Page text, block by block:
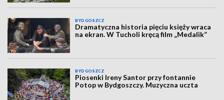
BYDGOSZCZ
Dramatyczna historia pięciu księży wraca
na ekran. W Tucholi kręcą film „Medalik”
BYDGOSZCZ
Piosenki Ireny Santor przy fontannie
Potop w Bydgoszczy. Muzyczna uczta